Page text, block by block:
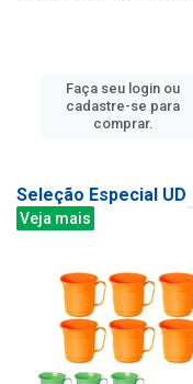
Faça seu login ou
cadastre-se para
comprar.
Seleção Especial UD
Veja mais